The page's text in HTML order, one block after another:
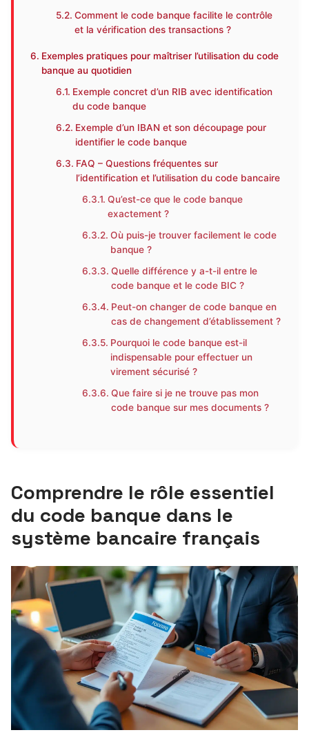
Comment le code banque facilite le contrôle
et la vérification des transactions ?
Exemples pratiques pour maîtriser l’utilisation du code
banque au quotidien
Exemple concret d’un RIB avec identification
du code banque
Exemple d’un IBAN et son découpage pour
identifier le code banque
FAQ – Questions fréquentes sur
l’identification et l’utilisation du code bancaire
Qu’est-ce que le code banque
exactement ?
Où puis-je trouver facilement le code
banque ?
Quelle différence y a-t-il entre le
code banque et le code BIC ?
Peut-on changer de code banque en
cas de changement d’établissement ?
Pourquoi le code banque est-il
indispensable pour effectuer un
virement sécurisé ?
Que faire si je ne trouve pas mon
code banque sur mes documents ?
Comprendre le rôle essentiel
du code banque dans le
système bancaire français